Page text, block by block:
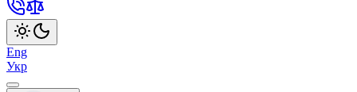
Eng
Укр